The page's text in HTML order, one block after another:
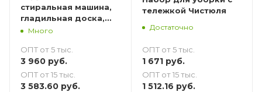
стиральная машина,
гладильная доска,
инвентарь для
Много
ОПТ от 5 тыс.
3 960 руб.
ОПТ от 15 тыс.
3 583.60 руб.
тележкой Чистюля
Достаточно
ОПТ от 5 тыс.
1 671руб.
ОПТ от 15 тыс.
1 512.16 руб.